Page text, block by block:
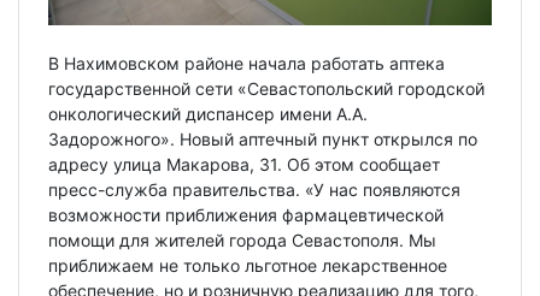
В Нахимовском районе начала работать аптека
государственной сети «Севастопольский городской
онкологический диспансер имени А.А.
Задорожного». Новый аптечный пункт открылся по
адресу улица Макарова, 31. Об этом сообщает
пресс-служба правительства. «У нас появляются
возможности приближения фармацевтической
помощи для жителей города Севастополя. Мы
приближаем не только льготное лекарственное
обеспечение, но и розничную реализацию для того,